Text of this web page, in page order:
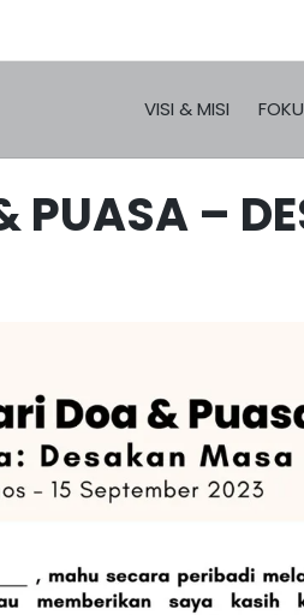
VISI & MISI
PUASA –